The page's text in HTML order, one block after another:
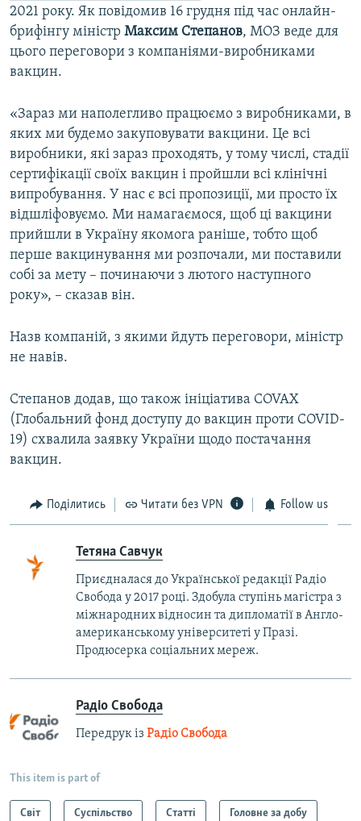
2021 року. Як повідомив 16 грудня під час онлайн-
брифінгу міністр Максим Степанов, МОЗ веде для
цього переговори з компаніями-виробниками
вакцин.
«Зараз ми наполегливо працюємо з виробниками, в
яких ми будемо закуповувати вакцини. Це всі
виробники, які зараз проходять, у тому числі, стадії
сертифікації своїх вакцин і пройшли всі клінічні
випробування. У нас є всі пропозиції, ми просто їх
відшліфовуємо. Ми намагаємося, щоб ці вакцини
прийшли в Україну якомога раніше, тобто щоб
перше вакцинування ми розпочали, ми поставили
собі за мету – починаючи з лютого наступного
року», – сказав він.
Назв компаній, з якими йдуть переговори, міністр
не навів.
Степанов додав, що також ініціатива COVAX
(Глобальний фонд доступу до вакцин проти COVID-
19) схвалила заявку України щодо постачання
вакцин.
Поділитись Читати без VPN Follow us
Тетяна Савчук
Приєдналася до Української редакції Радіо
Свобода у 2017 році. Здобула ступінь магістра з
міжнародних відносин та дипломатії в Англо-
американському університеті у Празі.
Продюсерка соціальних мереж.
Радіо Свобода
Передрук із Радіо Свобода
This item is part of
Світ Суспільство Статті Головне за добу